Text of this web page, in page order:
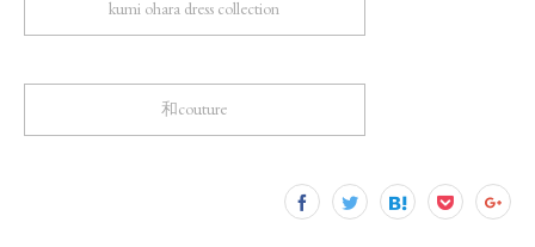
kumi ohara dress collection
和couture